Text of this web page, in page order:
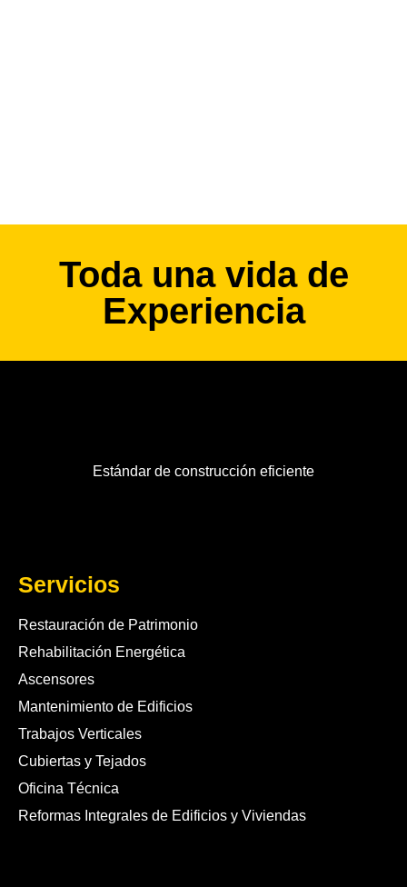
Toda una vida de
Experiencia
Estándar de construcción eficiente
Servicios
Restauración de Patrimonio
Rehabilitación Energética
Ascensores
Mantenimiento de Edificios
Trabajos Verticales
Cubiertas y Tejados
Oficina Técnica
Reformas Integrales de Edificios y Viviendas